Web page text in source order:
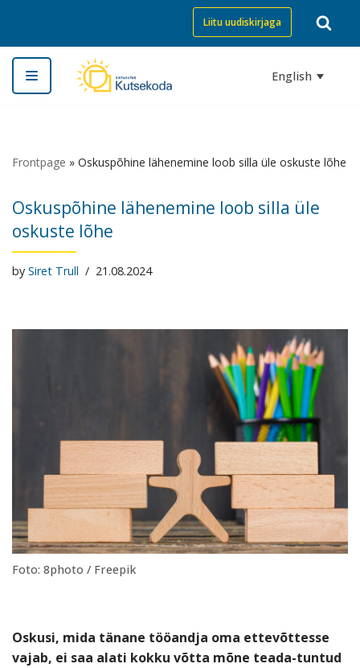
Skip
to
content
Liitu uudiskirjaga
English
Frontpage » Oskuspõhine lähenemine loob silla üle oskuste lõhe
Oskuspõhine lähenemine loob silla üle
oskuste lõhe
by Siret Trull 21.08.2024
Foto: 8photo / Freepik
Oskusi, mida tänane tööandja oma ettevõttesse
vajab, ei saa alati kokku võtta mõne teada-tuntud